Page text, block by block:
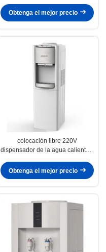
voltios
Obtenga el mejor precio
colocación libre 220V
dispensador de la agua caliente y
cerradura del niño
Obtenga el mejor precio